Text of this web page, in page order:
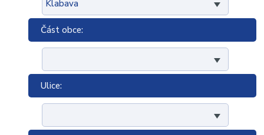
Část obce:
Ulice: